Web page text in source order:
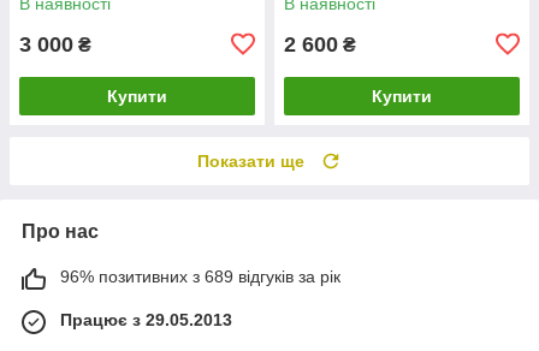
3 000 ₴
Купити
2 600 ₴
Купити
Показати ще
Про нас
96% позитивних з 689 відгуків за рік
Працює з 29.05.2013